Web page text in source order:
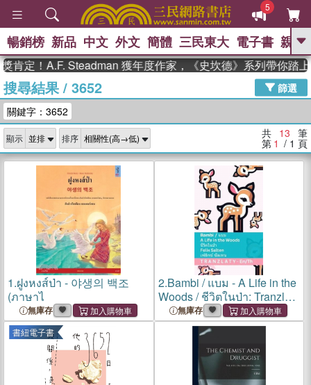
5
GO
高希均教授回憶錄
、 The Odyssey 、 父親節 、 如果歷
獎 臺灣漫遊錄 、 方念華 、 台灣的李
登輝時代
數學女孩：黎曼猜想 、
偉大的迷走神經
暢銷榜 新品 中文 外文 簡體 三民東大 電子書 親子
定！A.F. Steadman 獲年度作家，《史坎德》系列帶你踏上
搜尋結果/ 3652
篩選
關鍵字：3652
顯示 排序 共 13 筆
第 1 / 1 頁
1.ฝูงหงส์ป่า - 야생의 백조
(ภาษาไ
無庫存
2.Bambi / แบม - A Life in the
Woods / ชีวิตในป่า: Tranzlaty
English ไ
無庫存
書紐電子書